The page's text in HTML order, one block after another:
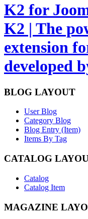
K2 for
K2 | The
extension
developed
BLOG LAYOUT
User Blog
Category Blog
Blog Entry (Item)
Items By Tag
CATALOG
Catalog
Catalog Item
MAGAZINE